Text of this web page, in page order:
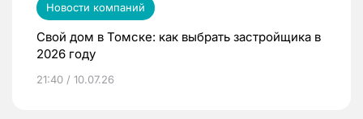
Новости компаний
Свой дом в Томске: как выбрать застройщика в
2026 году
21:40 / 10.07.26